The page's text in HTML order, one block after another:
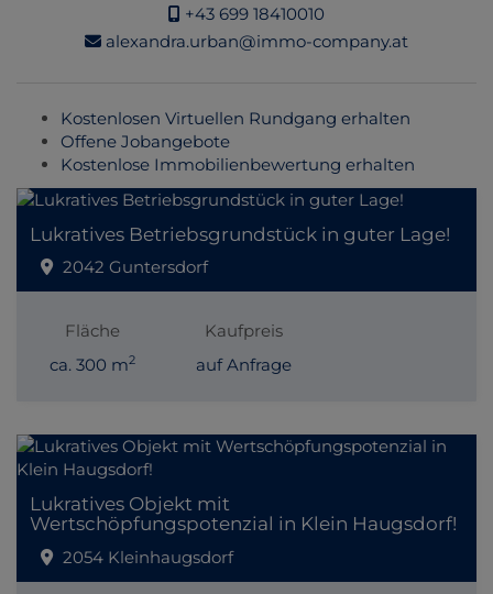
+43 699 18410010
alexandra.urban@immo-company.at
Kostenlosen Virtuellen Rundgang erhalten
Offene Jobangebote
Kostenlose Immobilienbewertung erhalten
Lukratives Betriebsgrundstück in guter Lage!
2042 Guntersdorf
Fläche
ca. 300 m2
Kaufpreis
auf Anfrage
Lukratives Objekt mit
Wertschöpfungspotenzial in Klein Haugsdorf!
2054 Kleinhaugsdorf